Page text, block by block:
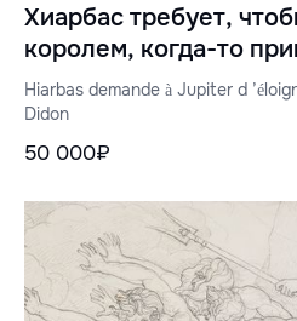
Хиарбас требует,
королем, когда-то
Дидон
Hiarbas demande à Jupiter d
Didon
50 000₽